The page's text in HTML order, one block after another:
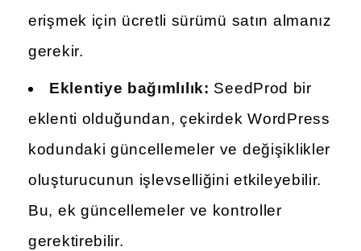
erişmek için ücretli sürümü satın almanız
gerekir.
Eklentiye bağımlılık: SeedProd bir
eklenti olduğundan, çekirdek WordPress
kodundaki güncellemeler ve değişiklikler
oluşturucunun işlevselliğini etkileyebilir.
Bu, ek güncellemeler ve kontroller
gerektirebilir.